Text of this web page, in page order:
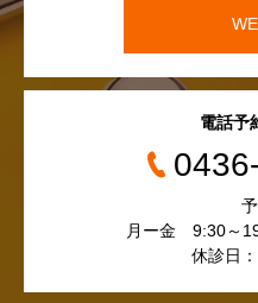
電話予
月ー金 9:30～
休診日